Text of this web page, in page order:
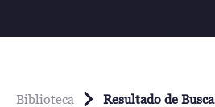
Biblioteca Resultado de Busca